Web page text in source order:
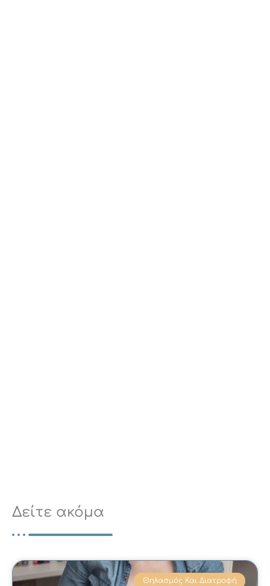
Δείτε ακόμα
Θηλασμός Και Διατροφή